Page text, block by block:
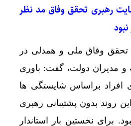
رهبری تحقق وفاق مد نظر
وفاق ملی و همدلی در
و مدیران دولت، گفت: باوری
افراد براساس شایستگی ها
روند بدون پشتیبانی رهبری
برای نخستین بار استاندار